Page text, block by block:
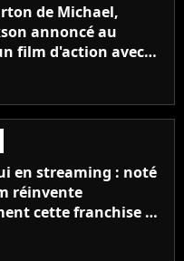
de Michael,
annoncé au
film d'action avec
en streaming : noté
réinvente
cette franchise de
vieille de 40 ans